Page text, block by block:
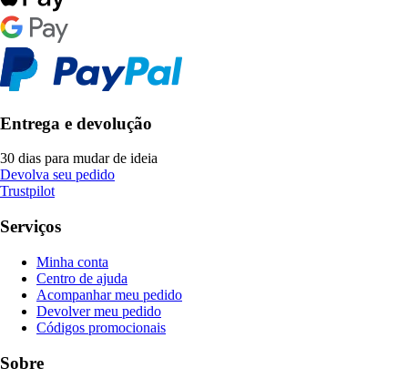
Entrega e devolução
30 dias para mudar de ideia
Devolva seu pedido
Trustpilot
Serviços
Minha conta
Centro de ajuda
Acompanhar meu pedido
Devolver meu pedido
Códigos promocionais
Sobre